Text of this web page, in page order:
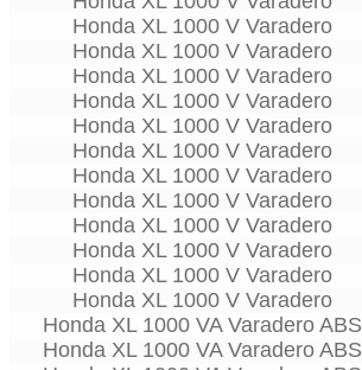
Honda XL 1000 V Varadero
Honda XL 1000 V Varadero
Honda XL 1000 V Varadero
Honda XL 1000 V Varadero
Honda XL 1000 V Varadero
Honda XL 1000 V Varadero
Honda XL 1000 V Varadero
Honda XL 1000 V Varadero
Honda XL 1000 V Varadero
Honda XL 1000 V Varadero
Honda XL 1000 V Varadero
Honda XL 1000 V Varadero
Honda XL 1000 VA Varadero ABS
Honda XL 1000 VA Varadero ABS